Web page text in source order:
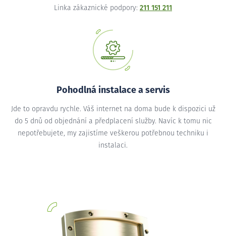
Linka zákaznické podpory: 211 151 211
Pohodlná instalace a servis
Jde to opravdu rychle. Váš internet na doma bude k dispozici už
do 5 dnů od objednání a předplacení služby. Navíc k tomu nic
nepotřebujete, my zajistíme veškerou potřebnou techniku i
instalaci.